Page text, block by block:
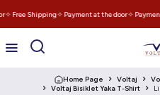
✧ Free Shipping✧ Payment at the door✧ Payment
Home Page Voltaj
Voltaj Bisiklet Yaka T-Shirt